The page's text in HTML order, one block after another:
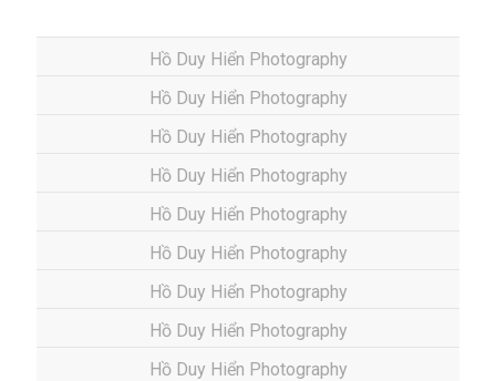
Hồ Duy Hiển Photography
Hồ Duy Hiển Photography
Hồ Duy Hiển Photography
Hồ Duy Hiển Photography
Hồ Duy Hiển Photography
Hồ Duy Hiển Photography
Hồ Duy Hiển Photography
Hồ Duy Hiển Photography
Hồ Duy Hiển Photography